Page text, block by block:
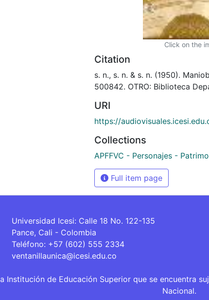
Click on the
Citation
s. n., s. n. & s. n. (1950).
500842. OTRO: Biblioteca
URI
https://
Collections
APFFVC - Personajes -
Full item page
Universidad Icesi: Calle 18 No. 122-135
Pance, Cali - Colombia
Teléfono: +57 (602) 555 2334
ventanillaunica@icesi.edu.co
Institución de Educación Superior que se encuentra
Nacional.